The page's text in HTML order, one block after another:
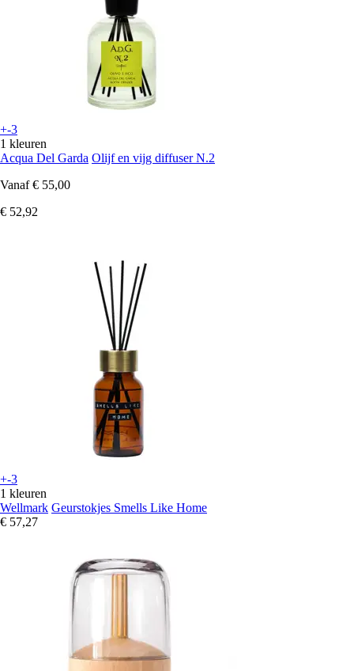
+-3
1 kleuren
Acqua Del Garda Olijf en vijg diffuser N.2
Vanaf € 55,00
€ 52,92
+-3
1 kleuren
Wellmark Geurstokjes Smells Like Home
€ 57,27